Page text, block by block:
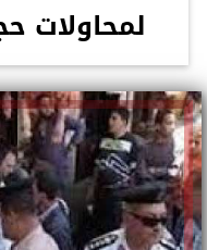
لمحاولات